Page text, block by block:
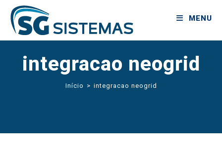
MENU
integracao neogrid
Início > integracao neogrid